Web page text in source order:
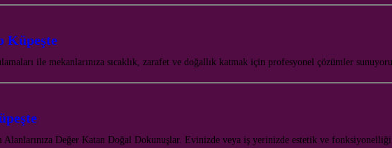
Küpeşte
ile mekanlarınıza sıcaklık, zarafet ve doğallık katmak için profesyonel çözümler
Alanlarınıza Değer Katan Doğal Dokunuşlar. Evinizde veya iş yerinizde estetik ve